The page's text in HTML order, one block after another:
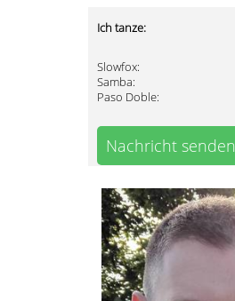
Ich tanze:
Slowfox:
Samba:
Paso Doble:
Nachricht senden